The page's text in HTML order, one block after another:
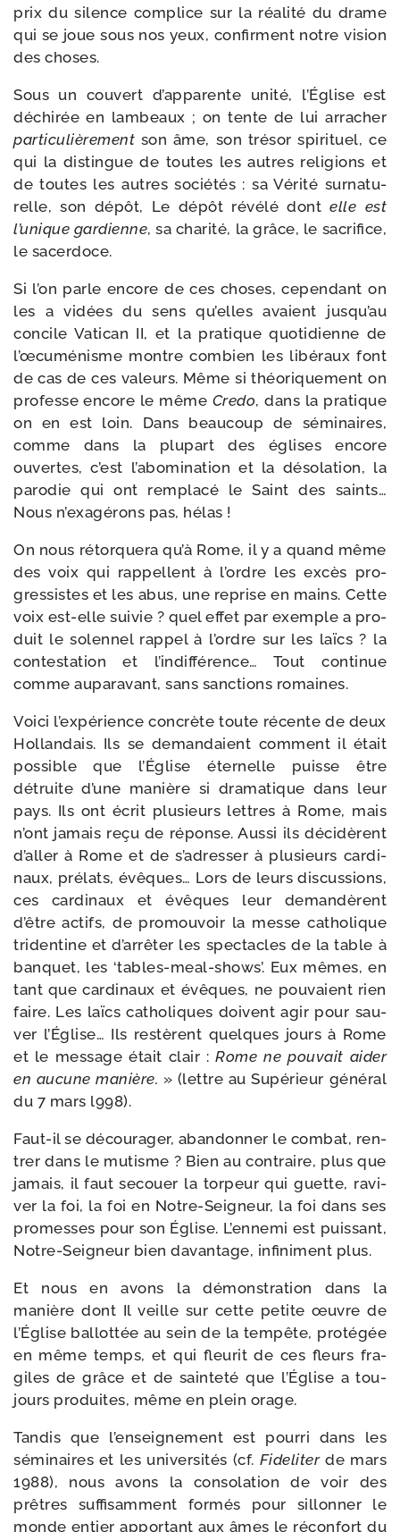
prix du silence com­plice sur la réa­li­té du drame
qui se joue sous nos yeux, confirment notre vision
des choses.
Sous un cou­vert d’apparente uni­té, l’Église est
déchi­rée en lam­beaux ; on tente de lui arra­cher
par­ti­cu­liè­re­ment son âme, son tré­sor spi­ri­tuel, ce
qui la dis­tingue de toutes les autres reli­gions et
de toutes les autres socié­tés : sa Vérité sur­na­tu­
relle, son dépôt, Le dépôt révé­lé dontelle est
l’unique gar­dienne, sa cha­ri­té, la grâce, le sacri­fice,
le sacerdoce.
Si l’on parle encore de ces choses, cepen­dant on
les a vidées du sens qu’elles avaient jusqu’au
concile Vatican II, et la pra­tique quo­ti­dienne de
l’œcuménisme montre com­bien les libé­raux font
de cas de ces valeurs. Même si théo­ri­que­ment on
pro­fesse encore le même Credo, dans la pra­tique
on en est loin. Dans beau­coup de sémi­naires,
comme dans la plu­part des églises encore
ouvertes, c’est l’abomination et la déso­la­tion, la
paro­die qui ont rem­pla­cé le Saint des saints…
Nous n’exagérons pas, hélas !
On nous rétor­que­ra qu’à Rome, il y a quand même
des voix qui rap­pellent à l’ordre les excès pro­
gres­sistes et les abus, une reprise en mains. Cette
voix est-​elle sui­vie ? quel effet par exemple a pro­
duit le solen­nel rap­pel à l’ordre sur les laïcs ? la
contes­ta­tion et l’indifférence… Tout conti­nue
comme aupa­ra­vant, sans sanc­tions romaines.
Voici l’expérience concrète toute récente de deux
Hollandais. Ils se deman­daient com­ment il était
pos­sible que l’Église éter­nelle puisse être
détruite d’une manière si dra­ma­tique dans leur
pays. Ils ont écrit plu­sieurs lettres à Rome, mais
n’ont jamais reçu de réponse. Aussi ils déci­dèrent
d’aller à Rome et de s’adresser à plu­sieurs car­di­
naux, pré­lats, évêques… Lors de leurs dis­cus­sions,
ces car­di­naux et évêques leur deman­dèrent
d’être actifs, de pro­mou­voir la messe catho­lique
tri­den­tine et d’arrêter les spec­tacles de la table à
ban­quet, les ‘tables-​meal-​shows’. Eux mêmes, en
tant que car­di­naux et évêques, ne pou­vaient rien
faire. Les laïcs catho­liques doivent agir pour sau­
ver l’Église… Ils res­tèrent quelques jours à Rome
et le mes­sage était clair :Rome ne pou­vait aider
en aucune manière. » (lettre au Supérieur géné­ral
du 7 mars l998).
Faut-​il se décou­ra­ger, aban­don­ner le com­bat, ren­
trer dans le mutisme ? Bien au contraire, plus que
jamais, il faut secouer la tor­peur qui guette, ravi­
ver la foi, la foi en Notre-​Seigneur, la foi dans ses
pro­messes pour son Église. L’ennemi est puis­sant,
Notre-​Seigneur bien davan­tage, infi­ni­ment plus.
Et nous en avons la démons­tra­tion dans la
manière dont Il veille sur cette petite œuvre de
l’Église bal­lot­tée au sein de la tem­pête, pro­té­gée
en même temps, et qui fleu­rit de ces fleurs fra­
giles de grâce et de sain­te­té que l’Église a tou­
jours pro­duites, même en plein orage.
Tandis que l’enseignement est pour­ri dans les
sémi­naires et les uni­ver­si­tés (cf. Fideliterde mars
1988), nous avons la conso­la­tion de voir des
prêtres suf­fi­sam­ment for­més pour sillon­ner le
monde entier appor­tant aux âmes le récon­fort du